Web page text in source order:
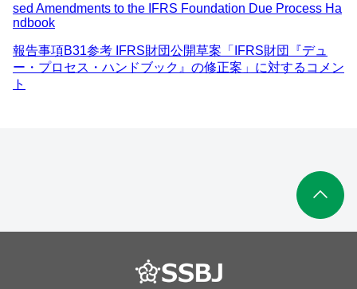
sed Amendments to the IFRS Foundation Due Process Ha
ndbook
報告事項B31参考 IFRS財団公開草案「IFRS財団『デュ
ー・プロセス・ハンドブック』の修正案」に対するコメン
ト